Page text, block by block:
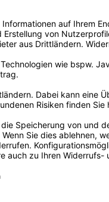
10:00 - 17:00 Uhr